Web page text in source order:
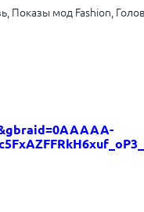
Показы мод Fashion,